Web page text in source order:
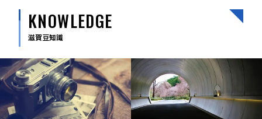
KNOWLEDGE
滋賀豆知識